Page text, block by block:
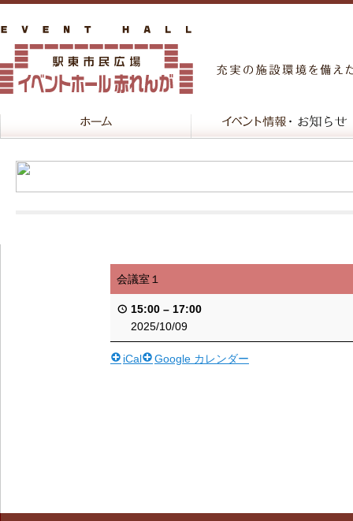
会議室１
15:00 – 17:00
2025/10/09
iCal Google カレンダー